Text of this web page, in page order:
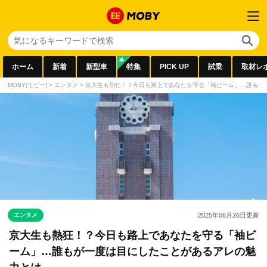
ホーム 新着 新型車 特集 PICK UP 試乗 取材レ
MOBY[モビー] > エンタメ > 京大生も熱狂！？今日も路上であなたを守る「袖ビーム」…誰もが
エンタメ 2025年06月26日更新
京大生も熱狂！？今日も路上であなたを守る「袖ビ
ーム」…誰もが一度は目にしたことがあるアレの魅